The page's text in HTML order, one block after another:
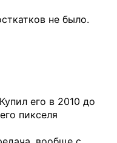
не было.
его в 2010 до
пикселя